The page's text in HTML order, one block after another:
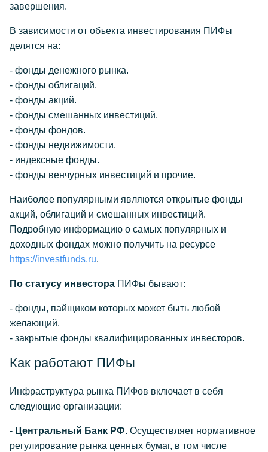
завершения.
В зависимости от объекта инвестирования ПИФы
делятся на:
- фонды денежного рынка.
- фонды облигаций.
- фонды акций.
- фонды смешанных инвестиций.
- фонды фондов.
- фонды недвижимости.
- индексные фонды.
- фонды венчурных инвестиций и прочие.
Наиболее популярными являются открытые фонды
акций, облигаций и смешанных инвестиций.
Подробную информацию о самых популярных и
доходных фондах можно получить на ресурсе
https://investfunds.ru.
По статусу инвестора ПИФы бывают:
- фонды, пайщиком которых может быть любой
желающий.
- закрытые фонды квалифицированных инвесторов.
Как работают ПИФы
Инфраструктура рынка ПИФов включает в себя
следующие организации:
- Центральный Банк РФ. Осуществляет нормативное
регулирование рынка ценных бумаг, в том числе